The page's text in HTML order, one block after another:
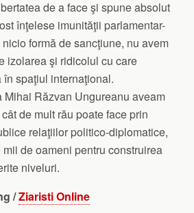
de a face şi spune absolut
înţelese imunităţii parlamentar-
formă de sancţiune, nu avem
izolarea şi ridicolul cu care
în spaţiul internaţional.
Mihai Răzvan Ungureanu aveam
de mult rău poate face prin
relaţiilor politico-diplomatice,
de oameni pentru construirea
niveluri.
/Ziaristi Online